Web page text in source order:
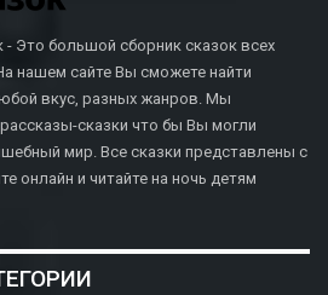
- Это большой сборник сказок всех
нашем сайте Вы сможете найти
вкус, разных жанров. Мы
сказки что бы Вы могли
мир. Все сказки представлены с
онлайн и читайте на ночь детям